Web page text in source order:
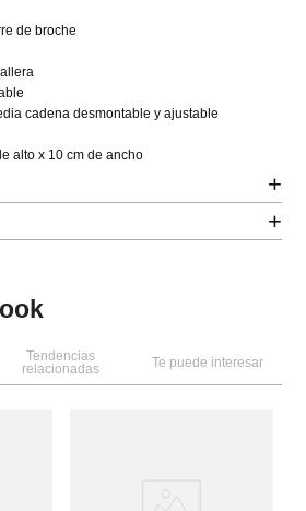
de broche
cadena desmontable y ajustable
alto x 10 cm de ancho
+
+
Tendencias
relacionadas
Te puede interesar